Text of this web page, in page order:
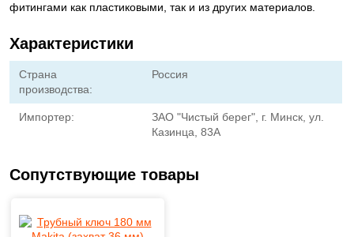
фитингами как пластиковыми, так и из других материалов.
Характеристики
Страна
производства:
Россия
Импортер:
ЗАО "Чистый берег", г. Минск, ул.
Казинца, 83A
Сопутствующие товары